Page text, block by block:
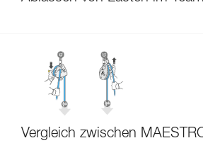
Vergleich zwischen